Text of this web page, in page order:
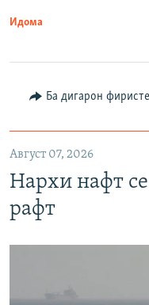
Идома
Ба дигарон
Август 07, 2026
Нархи нафт
рафт